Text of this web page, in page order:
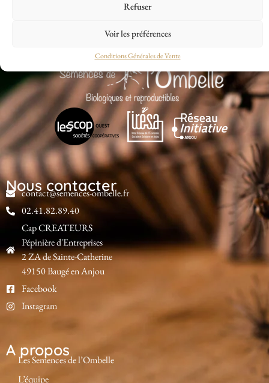
Refuser
Voir les préférences
Conditions Générales de Vente
Nous contacter
contact@semences-ombelle.fr
02.41.82.89.40
Cap CREATEURS
Pépinière d'Entreprises
2 ZA de Sainte-Catherine
49150 Baugé en Anjou
Facebook
Instagram
A propos
Les Semences de l’Ombelle
L’équipe